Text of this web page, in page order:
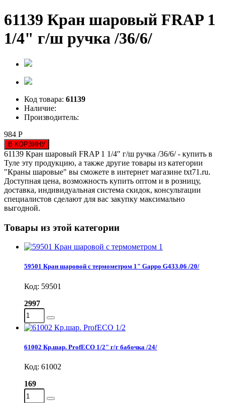
61139 Кран шаровый FRAP 1
1/4" г/ш ручка /36/6/
Код товара: 61139
Наличие:
Производитель:
984 Р
В КОРЗИНУ
61139 Кран шаровый FRAP 1 1/4" г/ш ручка /36/6/ - купить в
Туле эту продукцию, а также другие товары из категории
"Краны шаровые" вы сможете в интернет магазине txt71.ru.
Доступная цена, возможность купить оптом и в розницу,
доставка, индивидуальная система скидок, консультации
специалистов сделают для вас закупку максимально
выгодной.
Товары из этой категории
59501 Кран шаровой с термометром 1" Gappo G433.06 /20/
Код: 59501
2997
61002 Кр.шар. ProfECO 1/2" г/г бабочка /24/
Код: 61002
169